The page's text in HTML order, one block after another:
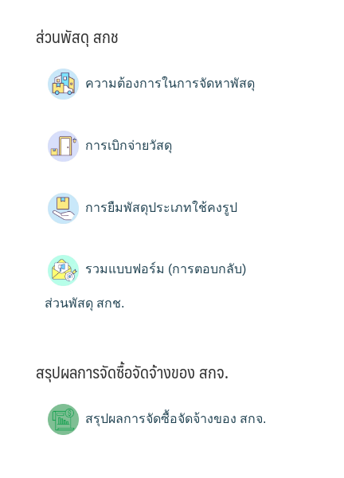
ส่วนพัสดุ สกช
ความต้องการในการจัดหาพัสดุ
การเบิกจ่ายวัสดุ
การยืมพัสดุประเภทใช้คงรูป
รวมแบบฟอร์ม (การตอบกลับ)
ส่วนพัสดุ สกช.
สรุปผลการจัดซื้อจัดจ้างของ สกจ.
สรุปผลการจัดซื้อจัดจ้างของ สกจ.